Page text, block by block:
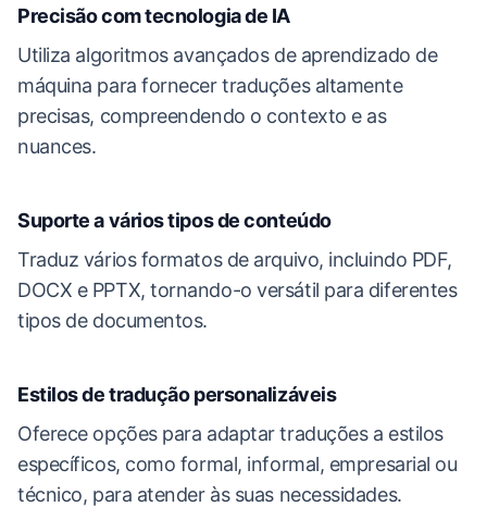
Precisão com tecnologia de IA
Utiliza algoritmos avançados de aprendizado de
máquina para fornecer traduções altamente
precisas, compreendendo o contexto e as
nuances.
Suporte a vários tipos de conteúdo
Traduz vários formatos de arquivo, incluindo PDF,
DOCX e PPTX, tornando-o versátil para diferentes
tipos de documentos.
Estilos de tradução personalizáveis
Oferece opções para adaptar traduções a estilos
específicos, como formal, informal, empresarial ou
técnico, para atender às suas necessidades.